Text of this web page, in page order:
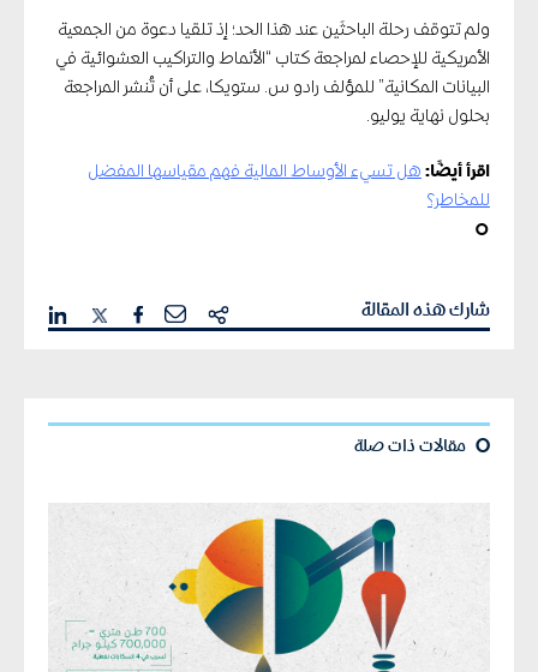
ولم تتوقف رحلة الباحثَين عند هذا الحد؛ إذ تلقيا دعوة من الجمعية
الأمريكية للإحصاء لمراجعة كتاب “الأنماط والتراكيب العشوائية في
البيانات المكانية” للمؤلف رادو س. ستويكا، على أن تُنشر المراجعة
بحلول نهاية يوليو.
اقرأ أيضًا: هل تسيء الأوساط المالية فهم مقياسها المفضل
للمخاطر؟
¢
شارك هذه المقالة
¢ مقالات ذات صلة